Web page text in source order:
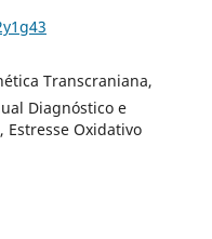
Transcraniana,
Diagnóstico e
Estresse Oxidativo